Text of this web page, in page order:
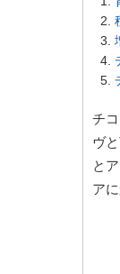
チ
ヴ
と
ア